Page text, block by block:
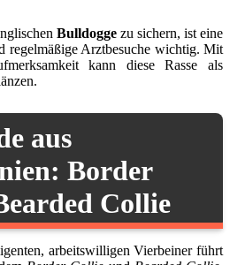
Bulldogge zu sichern, ist eine
regelmäßige Arztbesuche wichtig. Mit
kann diese Rasse als
aus
Border
Collie
arbeitswilligen Vierbeiner führt